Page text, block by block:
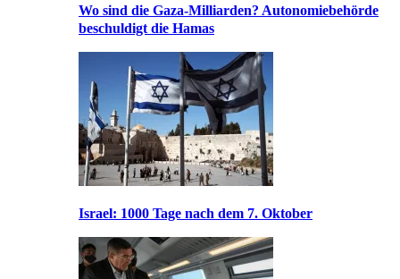
Wo sind die Gaza-Milliarden? Autonomiebehörde
beschuldigt die Hamas
Israel: 1000 Tage nach dem 7. Oktober